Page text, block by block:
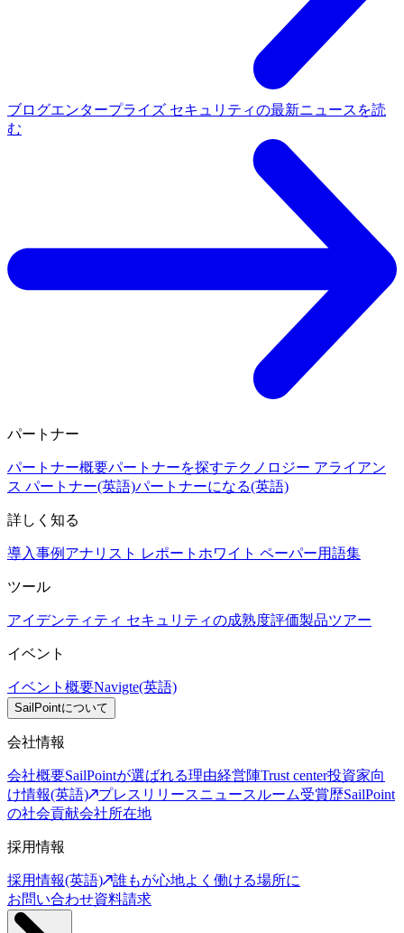
ブログエンタープライズ セキュリティの最新ニュースを読
む
パートナー
パートナー概要パートナーを探すテクノロジー アライアン
ス パートナー(英語)パートナーになる(英語)
詳しく知る
導入事例 アナリスト レポート ホワイト ペーパー用語集
ツール
アイデンティティ セキュリティの成熟度評価製品ツアー
イベント
イベント概要Navigte(英語)
SailPointについて
会社情報
会社概要SailPointが選ばれる理由経営陣Trust center投資家向
け情報(英語)
プレスリリースニュースルーム受賞歴SailPoint
の社会貢献会社所在地
採用情報
採用情報(英語)
誰もが心地よく働ける場所に
お問い合わせ資料請求